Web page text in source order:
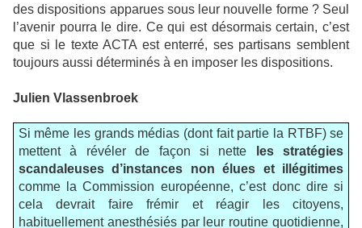
des dispositions apparues sous leur nouvelle forme ? Seul
l’avenir pourra le dire. Ce qui est désormais certain, c’est
que si le texte ACTA est enterré, ses partisans semblent
toujours aussi déterminés à en imposer les dispositions.
Julien Vlassenbroek
Si même les grands médias (dont fait partie la RTBF) se
mettent à révéler de façon si nette
les stratégies
scandaleuses d’instances non élues et illégitimes
comme la Commission européenne, c’est donc dire si
cela devrait faire frémir et réagir les citoyens,
habituellement anesthésiés par leur routine quotidienne,